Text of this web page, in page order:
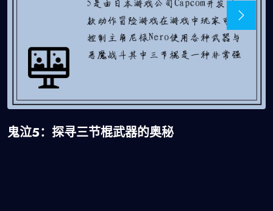
鬼泣5：探寻三节棍武器的奥秘